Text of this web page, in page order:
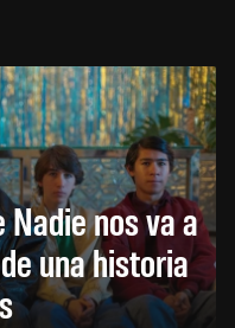
nos va a
una historia